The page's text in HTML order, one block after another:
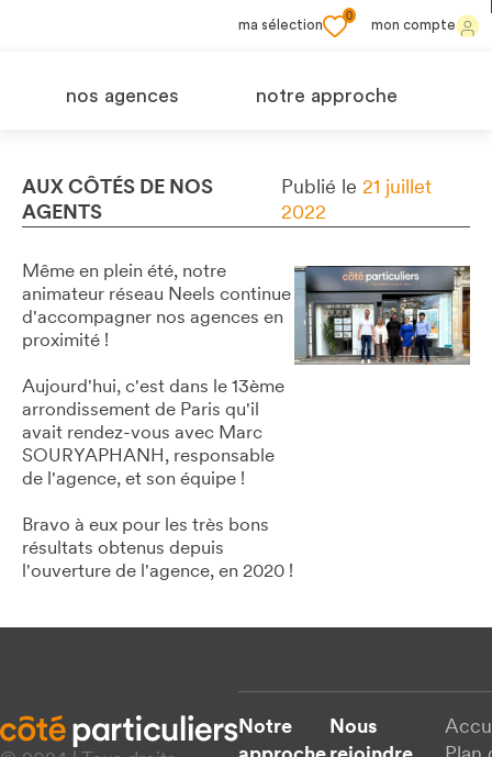
ma sélection
0
mon compte
nos agences notre approche
AUX CÔTÉS DE NOS
AGENTS
Publié le 21 juillet
2022
Même en plein été, notre
animateur réseau Neels continue
d'accompagner nos agences en
proximité !
Aujourd'hui, c'est dans le 13ème
arrondissement de Paris qu'il
avait rendez-vous avec Marc
SOURYAPHANH, responsable
de l'agence, et son équipe !
Bravo à eux pour les très bons
résultats obtenus depuis
l'ouverture de l'agence, en 2020 !
Notre
Nous